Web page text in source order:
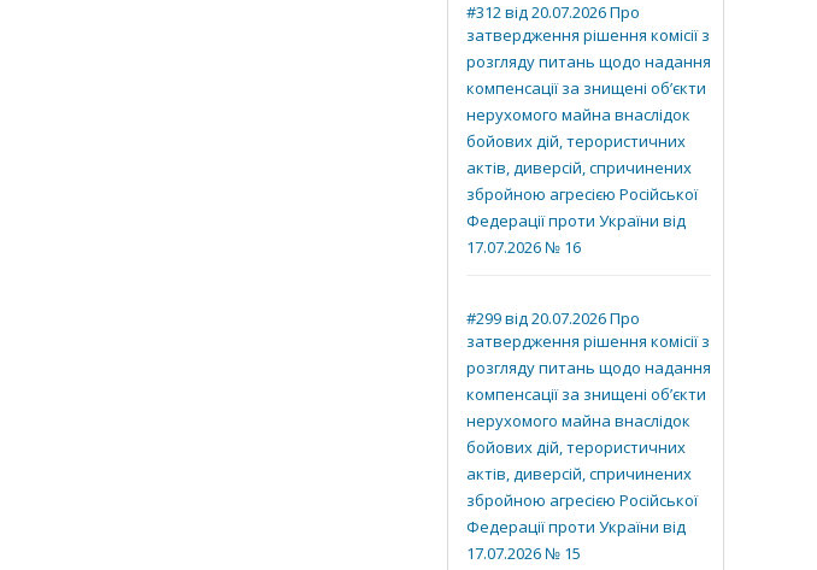
#312 від 20.07.2026 Про
затвердження рішення комісії з
розгляду питань щодо надання
компенсації за знищені об’єкти
нерухомого майна внаслідок
бойових дій, терористичних
актів, диверсій, спричинених
збройною агресією Російської
Федерації проти України від
17.07.2026 № 16
#299 від 20.07.2026 Про
затвердження рішення комісії з
розгляду питань щодо надання
компенсації за знищені об’єкти
нерухомого майна внаслідок
бойових дій, терористичних
актів, диверсій, спричинених
збройною агресією Російської
Федерації проти України від
17.07.2026 № 15